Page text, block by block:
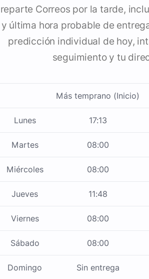
reparte Correos por la tarde,
y última hora probable de
predicción individual de hoy,
seguimiento y tu
Más temprano (Inicio)
Lunes 17:13
Martes 08:00
Miércoles 08:00
Jueves 11:48
Viernes 08:00
Sábado 08:00
Domingo Sin entrega